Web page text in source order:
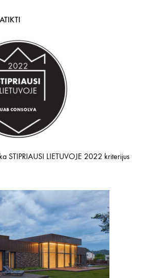
STIPRIAUSI LIETUVOJE 2022 kriterijus